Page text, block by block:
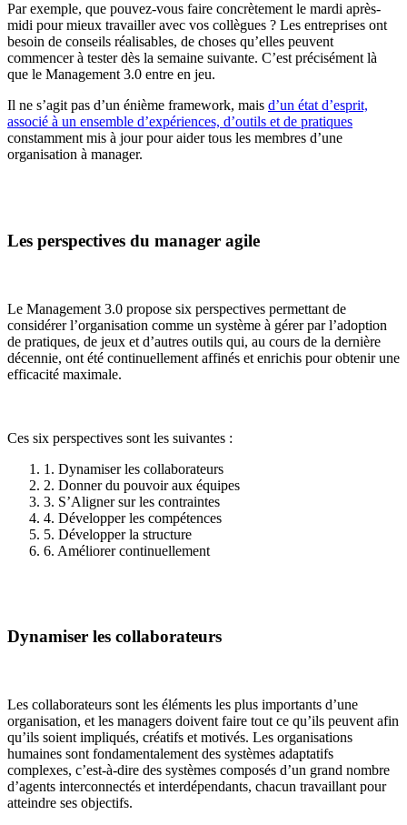
Par exemple, que pouvez-vous faire concrètement le mardi après-
midi pour mieux travailler avec vos collègues ? Les entreprises ont
besoin de conseils réalisables, de choses qu’elles peuvent
commencer à tester dès la semaine suivante. C’est précisément là
que le Management 3.0 entre en jeu.
Il ne s’agit pas d’un énième framework, mais d’un état d’esprit,
associé à un ensemble d’expériences, d’outils et de pratiques
constamment mis à jour pour aider tous les membres d’une
organisation à manager.
Les perspectives du manager agile
Le Management 3.0 propose six perspectives permettant de
considérer l’organisation comme un système à gérer par l’adoption
de pratiques, de jeux et d’autres outils qui, au cours de la dernière
décennie, ont été continuellement affinés et enrichis pour obtenir une
efficacité maximale.
Ces six perspectives sont les suivantes :
1. Dynamiser les collaborateurs
2. Donner du pouvoir aux équipes
3. S’Aligner sur les contraintes
4. Développer les compétences
5. Développer la structure
6. Améliorer continuellement
Dynamiser les collaborateurs
Les collaborateurs sont les éléments les plus importants d’une
organisation, et les managers doivent faire tout ce qu’ils peuvent afin
qu’ils soient impliqués, créatifs et motivés. Les organisations
humaines sont fondamentalement des systèmes adaptatifs
complexes, c’est-à-dire des systèmes composés d’un grand nombre
d’agents interconnectés et interdépendants, chacun travaillant pour
atteindre ses objectifs.